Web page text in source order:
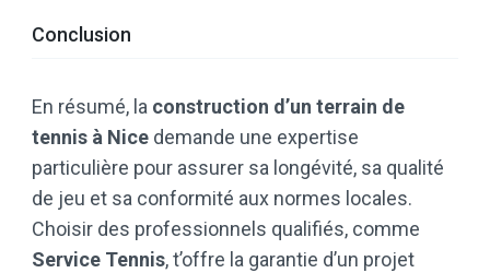
Conclusion
En résumé, la construction d’un terrain de
tennis à Nice demande une expertise
particulière pour assurer sa longévité, sa qualité
de jeu et sa conformité aux normes locales.
Choisir des professionnels qualifiés, comme
Service Tennis, t’offre la garantie d’un projet